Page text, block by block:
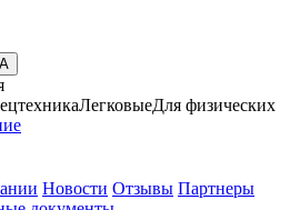
ЛегковыеДля физических
Новости Отзывы Партнеры